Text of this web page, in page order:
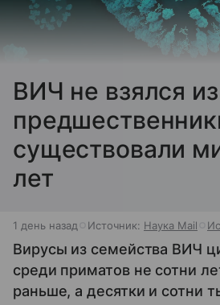
ВИЧ не взялся
существовали
лет
1 день назад Источник: Наука Mail
Вирусы из семейства ВИЧ
среди приматов не сотни
раньше, а десятки и сотни